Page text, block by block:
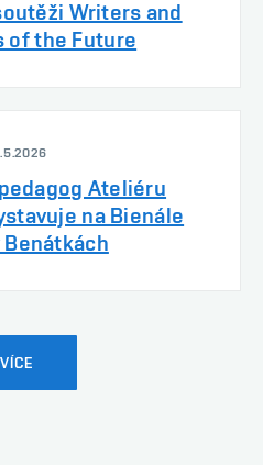
Writers and
of the Future
Ateliéru
na Bienále
Benátkách
VÍCE